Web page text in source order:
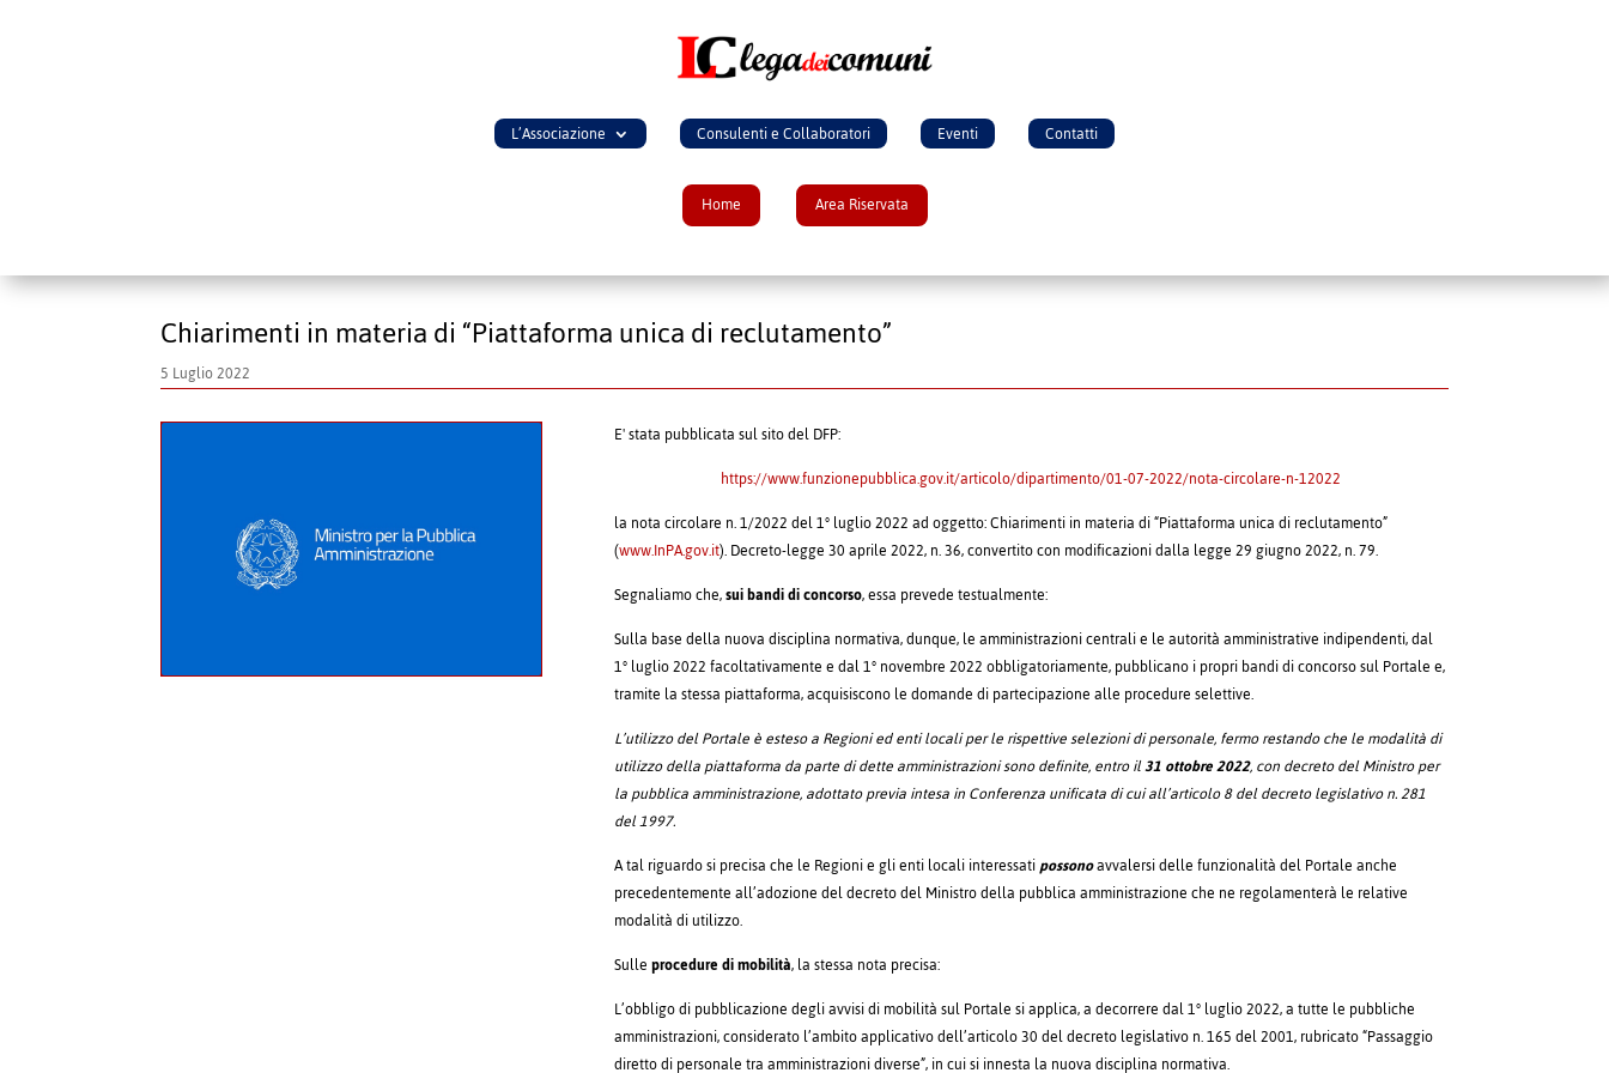
L’Associazione Consulenti e Collaboratori Eventi Contatti
Home Area Riservata
Chiarimenti in materia di “Piattaforma unica di reclutamento”
5 Luglio 2022
E' stata pubblicata sul sito del DFP:
https://www.funzionepubblica.gov.it/articolo/dipartimento/01-07-2022/nota-circolare-n-12022
la nota circolare n. 1/2022 del 1° luglio 2022 ad oggetto: Chiarimenti in materia di “Piattaforma unica di reclutamento”
(www.InPA.gov.it). Decreto-legge 30 aprile 2022, n. 36, convertito con modificazioni dalla legge 29 giugno 2022, n. 79.
Segnaliamo che,sui bandi di concorso, essa prevede testualmente:
Sulla base della nuova disciplina normativa, dunque, le amministrazioni centrali e le autorità amministrative indipendenti, dal
1° luglio 2022 facoltativamente e dal 1° novembre 2022 obbligatoriamente, pubblicano i propri bandi di concorso sul Portale e,
tramite la stessa piattaforma, acquisiscono le domande di partecipazione alle procedure selettive.
L’utilizzo del Portale è esteso a Regioni ed enti locali per le rispettive selezioni di personale, fermo restando che le modalità di
utilizzo della piattaforma da parte di dette amministrazioni sono definite, entro il31 ottobre 2022, con decreto del Ministro per
la pubblica amministrazione, adottato previa intesa in Conferenza unificata di cui all’articolo 8 del decreto legislativo n. 281
del 1997.
A tal riguardo si precisa che le Regioni e gli enti locali interessatipossonoavvalersi delle funzionalità del Portale anche
precedentemente all’adozione del decreto del Ministro della pubblica amministrazione che ne regolamenterà le relative
modalità di utilizzo.
Sulleprocedure di mobilità, la stessa nota precisa:
L’obbligo di pubblicazione degli avvisi di mobilità sul Portale si applica, a decorrere dal 1° luglio 2022, a tutte le pubbliche
amministrazioni, considerato l’ambito applicativo dell’articolo 30 del decreto legislativo n. 165 del 2001, rubricato “Passaggio
diretto di personale tra amministrazioni diverse”, in cui si innesta la nuova disciplina normativa.